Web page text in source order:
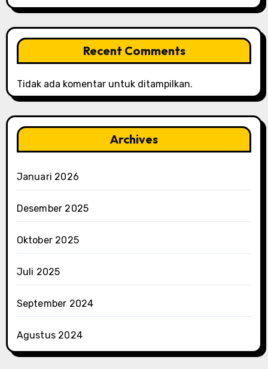
Recent Comments
Tidak ada komentar untuk ditampilkan.
Archives
Januari 2026
Desember 2025
Oktober 2025
Juli 2025
September 2024
Agustus 2024